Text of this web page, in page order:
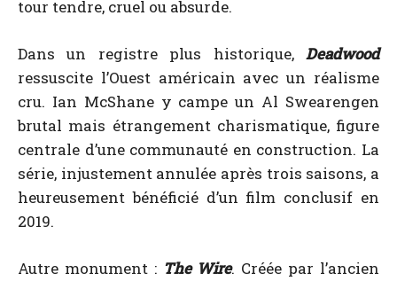
tour tendre, cruel ou absurde.
Dans un registre plus historique, Deadwood
ressuscite l’Ouest américain avec un réalisme
cru. Ian McShane y campe un Al Swearengen
brutal mais étrangement charismatique, figure
centrale d’une communauté en construction. La
série, injustement annulée après trois saisons, a
heureusement bénéficié d’un film conclusif en
2019.
Autre monument : The Wire. Créée par l’ancien